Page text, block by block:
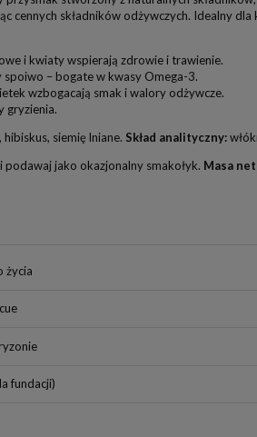
cennych składników odżywczych. Idealny
i kwiaty wspierają zdrowie i trawienie.
– bogate w kwasy Omega-3.
wzbogacają smak i walory odżywcze.
gryzienia.
siemię lniane. Skład analityczny:
podawaj jako okazjonalny smakołyk. Masa
nie zawiera ewentualnych
życia
fundacji)